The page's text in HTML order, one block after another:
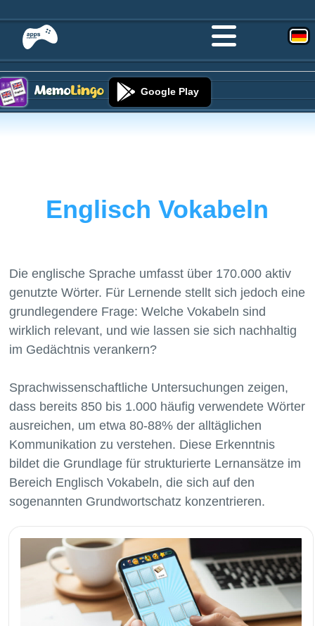
Google Play
Englisch Vokabeln
Die englische Sprache umfasst über 170.000 aktiv
genutzte Wörter. Für Lernende stellt sich jedoch eine
grundlegendere Frage: Welche Vokabeln sind
wirklich relevant, und wie lassen sie sich nachhaltig
im Gedächtnis verankern?
Sprachwissenschaftliche Untersuchungen zeigen,
dass bereits 850 bis 1.000 häufig verwendete Wörter
ausreichen, um etwa 80-88% der alltäglichen
Kommunikation zu verstehen. Diese Erkenntnis
bildet die Grundlage für strukturierte Lernansätze im
Bereich Englisch Vokabeln, die sich auf den